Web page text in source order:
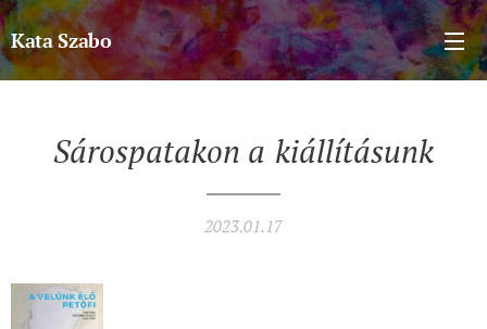
Kata Szabo
Sárospatakon a kiállításunk
2023.01.17